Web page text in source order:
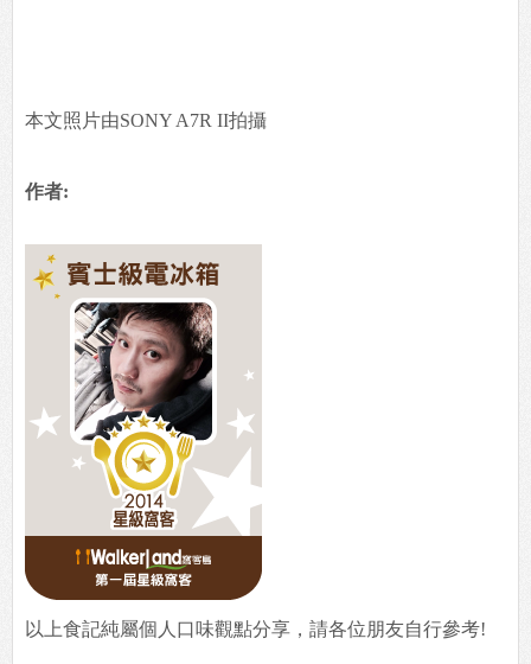
本文照片由SONY A7R II拍攝
作者:
以上食記純屬個人口味觀點分享，請各位朋友自行參考!